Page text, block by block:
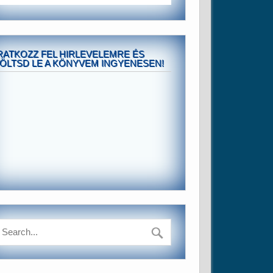
FEL HIRLEVELEMRE ÉS
LE A KÖNYVEM INGYENESEN!